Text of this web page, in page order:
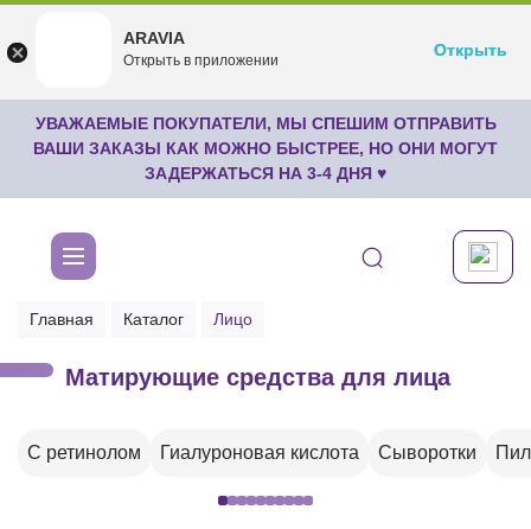
undefined
Бесплатноru.aravia.new
Открыть
УВАЖАЕМЫЕ ПОКУПАТЕЛИ, МЫ СПЕШИМ ОТПРАВИТЬ
ВАШИ ЗАКАЗЫ КАК МОЖНО БЫСТРЕЕ, НО ОНИ МОГУТ
ЗАДЕРЖАТЬСЯ НА 3-4 ДНЯ ♥
Главная Каталог Лицо
Матирующие средства для лица
С ретинолом Гиалуроновая кислота Сыворотки
ARAVIA
Открыть в приложении
Открыть